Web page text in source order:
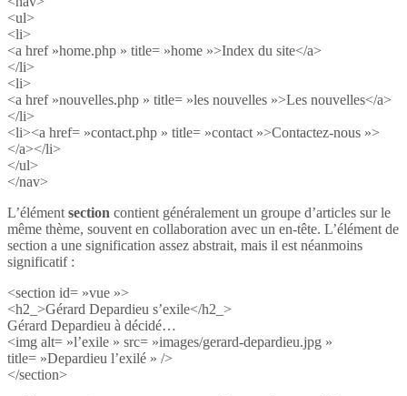
<ul>
<li>
<a href »home.php » title= »home »>Index du site</a>
</li>
<li>
<a href »nouvelles.php » title= »les nouvelles »>Les nouvelles</a>
</li>
<li><a href= »contact.php » title= »contact »>Contactez-nous »>
</a></li>
</ul>
</nav>
L’élément section contient généralement un groupe d’articles sur le
même thème, souvent en collaboration avec un en-tête. L’élément de
section a une signification assez abstrait, mais il est néanmoins
significatif :
<section id= »vue »>
<h2_>Gérard Depardieu s’exile</h2_>
Gérard Depardieu à décidé…
<img alt= »l’exile » src= »images/gerard-depardieu.jpg »
title= »Depardieu l’exilé » />
</section>